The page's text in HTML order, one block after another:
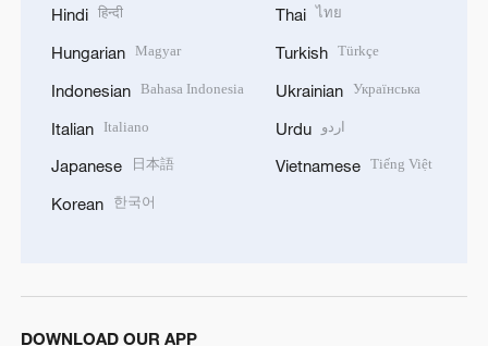
Hindi हिन्दी
Hungarian Magyar
Indonesian Bahasa Indonesia
Italian Italiano
Japanese 日本語
Korean 한국어
Thai ไทย
Turkish Türkçe
Ukrainian Українська
Urdu اردو
Vietnamese Tiếng Việt
DOWNLOAD OUR APP